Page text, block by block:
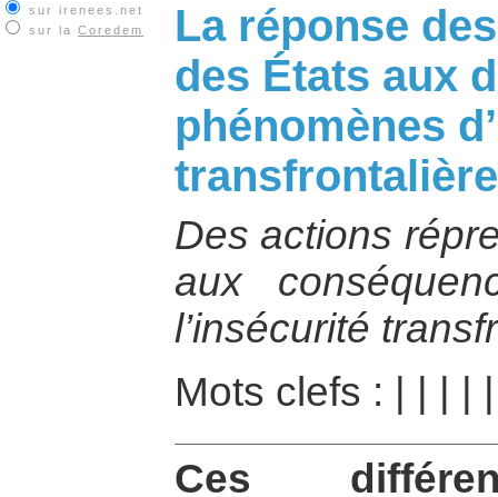
sur irenees.net
sur la Coredem
La réponse
des États aux
phénomènes
transfrontalière
Des actions
aux
l’insécurité
Mots clefs :
Ces